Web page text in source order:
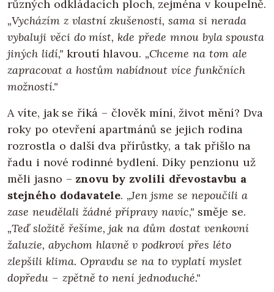
různých odkládacích ploch, zejména v koupelně.
„Vycházím z vlastní zkušenosti, sama si nerada
vybaluji věci do míst, kde přede mnou byla spousta
jiných lidí,"kroutí hlavou. „Chceme na tom ale
zapracovat a hostům nabídnout více funkčních
možností."
A víte, jak se říká – člověk míní, život mění? Dva
roky po otevření apartmánů se jejich rodina
rozrostla o další dva přírůstky, a tak přišlo na
řadu i nové rodinné bydlení. Díky penzionu už
měli jasno – znovu by zvolili dřevostavbu a
stejného dodavatele. „Jen jsme se nepoučili a
zase neudělali žádné přípravy navíc," směje se.
„Teď složitě řešíme, jak na dům dostat venkovní
žaluzie, abychom hlavně v podkroví přes léto
zlepšili klima. Opravdu se na to vyplatí myslet
dopředu – zpětně to není jednoduché."